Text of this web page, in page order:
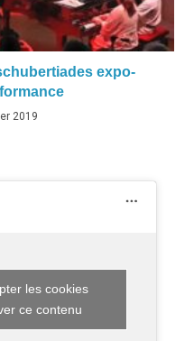
expo-
2019
les cookies
ce contenu